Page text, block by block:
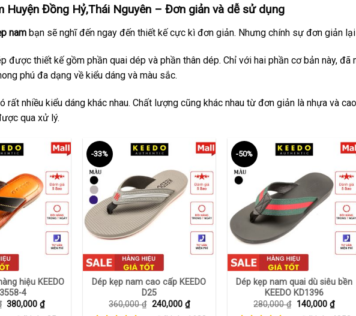
Huyện Đồng Hỷ,Thái Nguyên – Đơn giản và dễ sử dụng
nambạn sẽ nghĩ đến ngay đến thiết kế cực kì đơn giản. Nhưng chính sự đơn giản
được thiết kế gồm phần quai dép và phần thân dép. Chỉ với hai phần cơ bản này,
phú đa dạng về kiểu dáng và màu sắc.
rất nhiều kiểu dáng khác nhau. Chất lượng cũng khác nhau từ đơn giản là nhựa và
qua xử lý.
hiệu KEEDO
4
Giá
380,000₫Giá
hiện
-33%
+
Dép kẹp nam cao cấp KEEDO
D25
360,000₫ Giá
240,000 ₫Giá
hiện
-50%
+
Dép kẹp nam quai dù siêu bền
KEEDO KD1396
280,000₫ Giá
140,000 ₫Giá
hiện